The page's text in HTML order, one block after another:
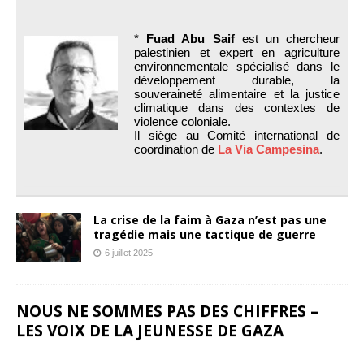
* Fuad Abu Saifest un chercheur
palestinien et expert en agriculture
environnementale spécialisé dans le
développement durable, la
souveraineté alimentaire et la justice
climatique dans des contextes de
violence coloniale.
Il siège au Comité international de
coordination de La Via Campesina.
La crise de la faim à Gaza n’est pas une
tragédie mais une tactique de guerre
6 juillet 2025
NOUS NE SOMMES PAS DES CHIFFRES –
LES VOIX DE LA JEUNESSE DE GAZA